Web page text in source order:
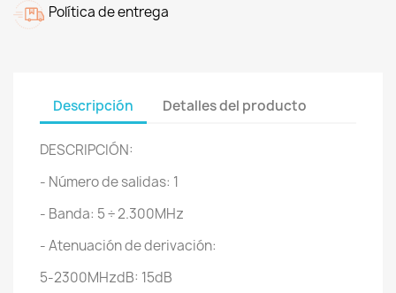
Política de entrega
Descripción Detalles del producto
DESCRIPCIÓN:
- Número de salidas: 1
- Banda: 5 ÷ 2.300MHz
- Atenuación de derivación:
5-2300MHzdB: 15dB